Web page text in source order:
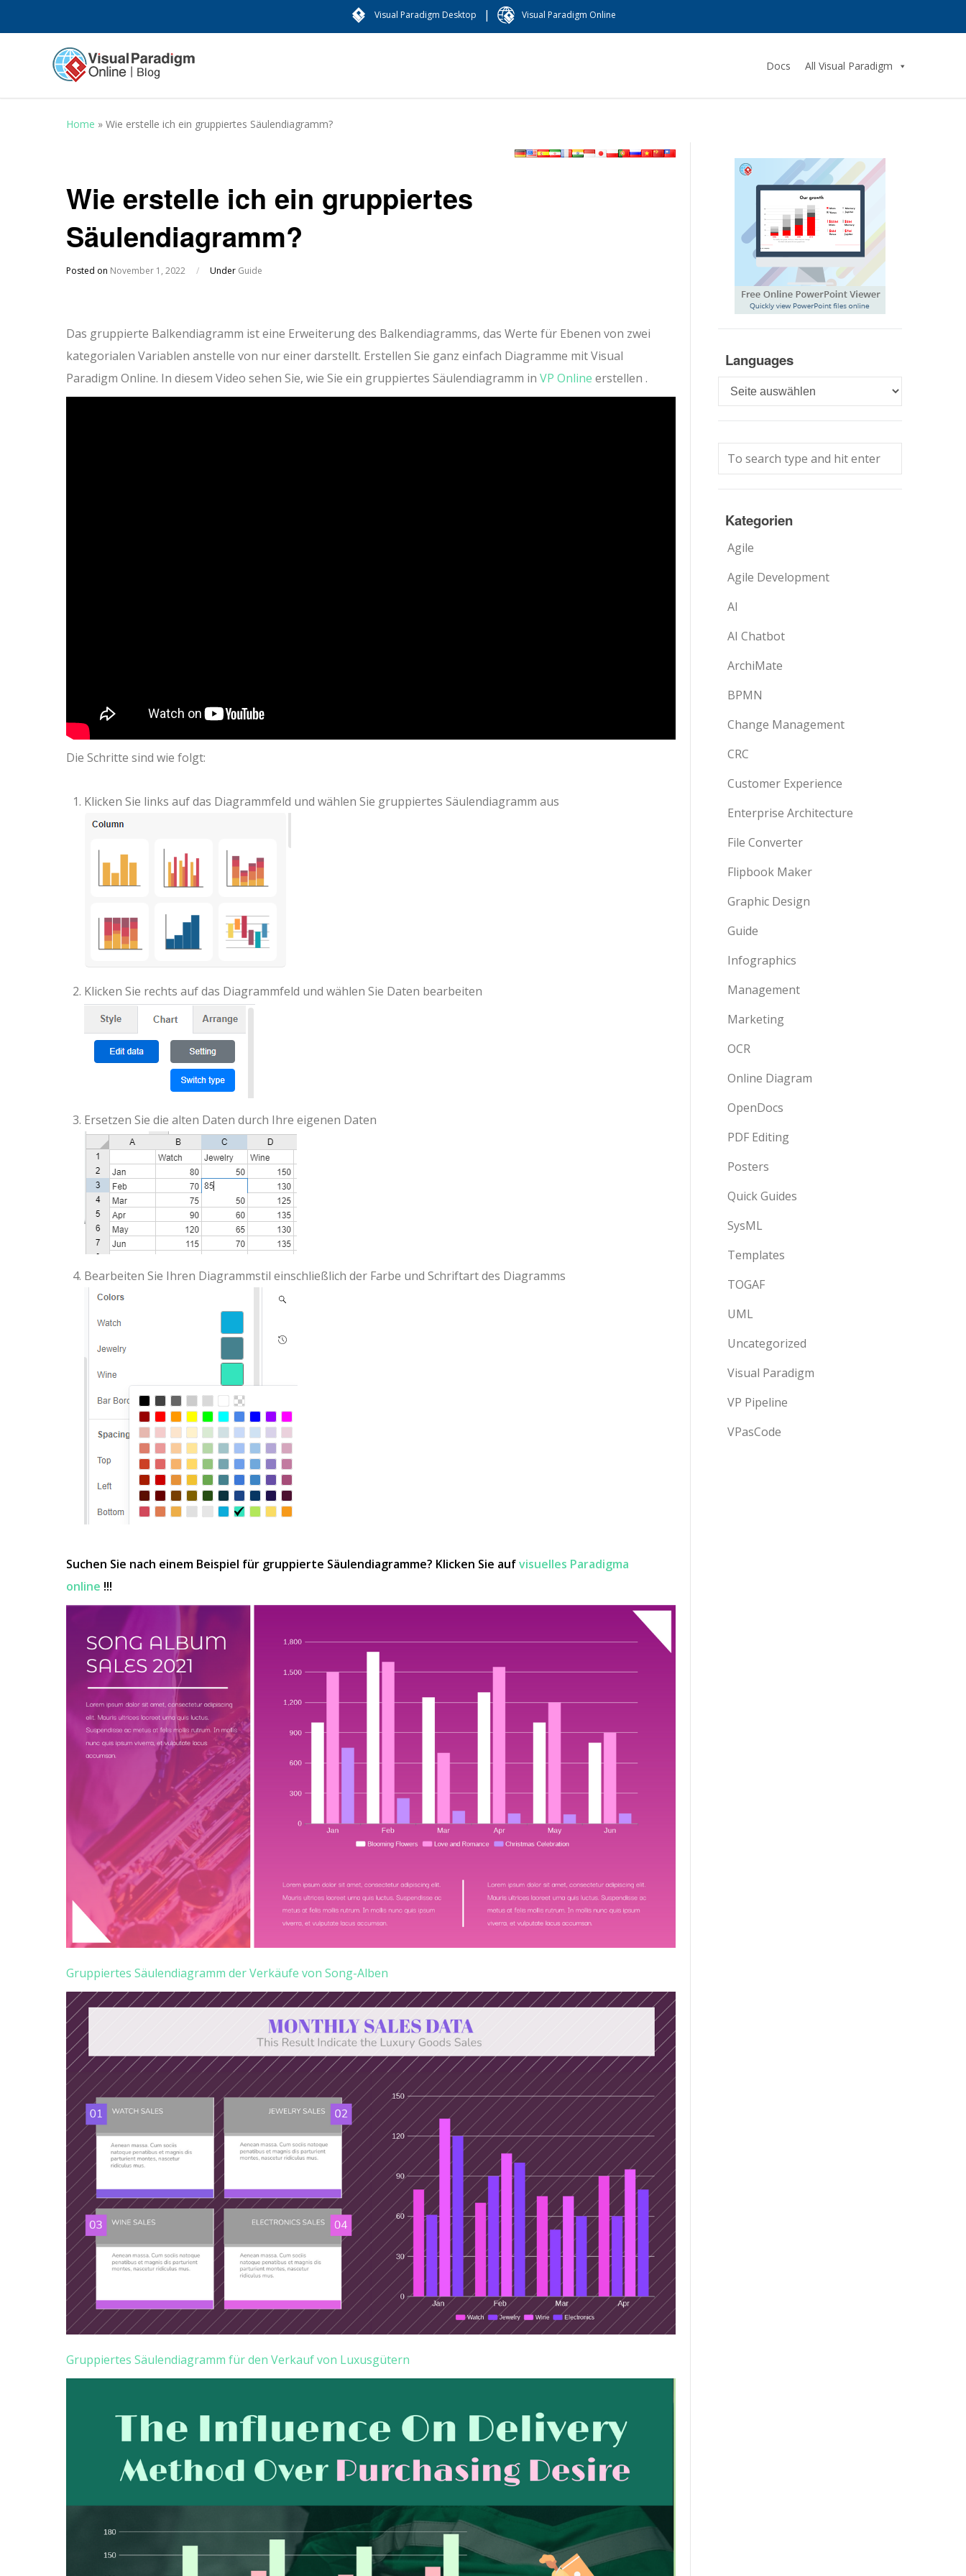
Visual Paradigm Desktop | Visual Paradigm Online
Docs All Visual Paradigm
Home » Wie erstelle ich ein gruppiertes Säulendiagramm?
Wie erstelle ich ein gruppiertes
Säulendiagramm?
Posted on November 1, 2022 / Under Guide
Das gruppierte Balkendiagramm ist eine Erweiterung des Balkendiagramms, das Werte für Ebenen von zwei
kategorialen Variablen anstelle von nur einer darstellt. Erstellen Sie ganz einfach Diagramme mit Visual
Paradigm Online. In diesem Video sehen Sie, wie Sie ein gruppiertes Säulendiagramm in VP Online erstellen .
Die Schritte sind wie folgt:
Klicken Sie links auf das Diagrammfeld und wählen Sie gruppiertes Säulendiagramm aus
Klicken Sie rechts auf das Diagrammfeld und wählen Sie Daten bearbeiten
Ersetzen Sie die alten Daten durch Ihre eigenen Daten
Bearbeiten Sie Ihren Diagrammstil einschließlich der Farbe und Schriftart des Diagramms
Suchen Sie nach einem Beispiel für gruppierte Säulendiagramme? Klicken Sie aufvisuelles Paradigma
online !!!
Gruppiertes Säulendiagramm der Verkäufe von Song-Alben
Gruppiertes Säulendiagramm für den Verkauf von Luxusgütern
Languages
Languages
Kategorien
Agile
Agile Development
AI
AI Chatbot
ArchiMate
BPMN
Change Management
CRC
Customer Experience
Enterprise Architecture
File Converter
Flipbook Maker
Graphic Design
Guide
Infographics
Management
Marketing
OCR
Online Diagram
OpenDocs
PDF Editing
Posters
Quick Guides
SysML
Templates
TOGAF
UML
Uncategorized
Visual Paradigm
VP Pipeline
VPasCode